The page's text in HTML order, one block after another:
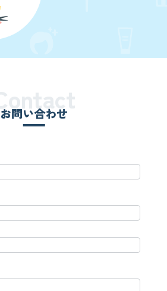
お問い合わせ
Contact